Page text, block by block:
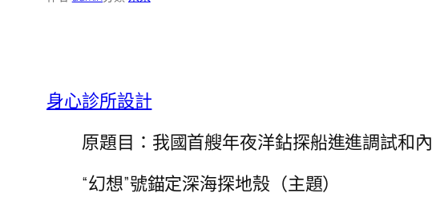
身心診所設計
原題目：我國首艘年夜洋鉆探船進進調試和內
“幻想”號錨定深海探地殼（主題）